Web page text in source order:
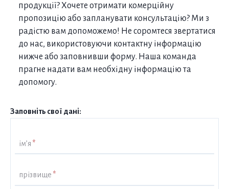
продукції? Хочете отримати комерційну
пропозицію або запланувати консультацію? Ми з
радістю вам допоможемо! Не соромтеся звертатися
до нас, використовуючи контактну інформацію
нижче або заповнивши форму. Наша команда
прагне надати вам необхідну інформацію та
допомогу.
Заповніть свої дані:
ім’я *
прізвище *